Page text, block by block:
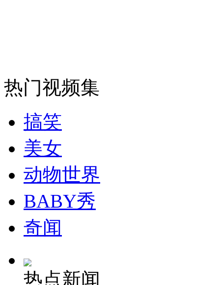
纽约上演“枕头大战”
司机酒驾遇交警 急速倒车逃窜
热门视频集
搞笑
美女
动物世界
BABY秀
奇闻
热点新闻